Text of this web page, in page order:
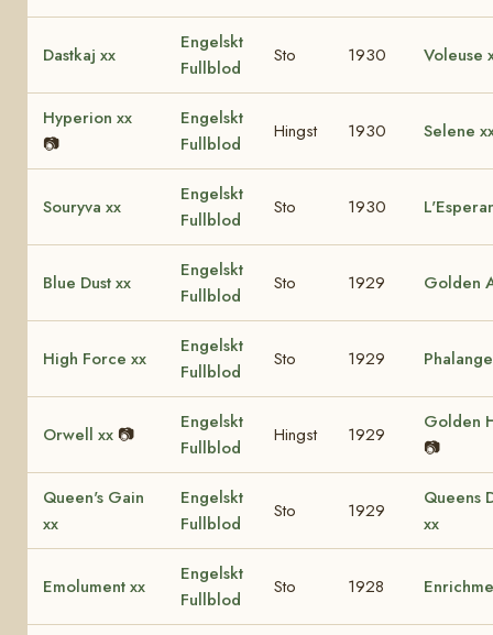
Dastkaj xx
Engelskt
Fullblod
Sto 1930 Voleuse
Hyperion xx
📷
Engelskt
Fullblod
Hingst 1930 Selene
Souryva xx
Engelskt
Fullblod
Sto 1930
Blue Dust xx
Engelskt
Fullblod
Sto 1929 Golden
High Force xx
Engelskt
Fullblod
Sto 1929
Orwell xx 📷
Engelskt
Fullblod
Hingst 1929
Golden
📷
Queen's Gain
xx
Engelskt
Fullblod
Sto 1929
Queens
xx
Emolument xx
Engelskt
Fullblod
Sto 1928